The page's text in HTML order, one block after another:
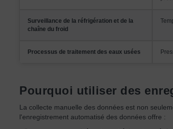
Surveillance de la réfrigération et de la
chaîne du froid
Processus de traitement des eaux usées
Pourquoi utiliser des
La collecte manuelle des données est non
l'enregistrement automatisé des données offre :